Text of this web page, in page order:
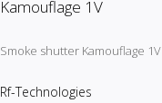
Kamouflage 1V
Smoke shutter Kamouflage 1V
Rf-Technologies